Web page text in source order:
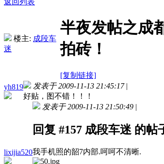
楼主: 成段车
迷
半夜发帖之成
拍砖！
[复制链接]
yh819
发表于 2009-11-13 21:45:17 |
好贴，图不错！！！
lixijia520
发表于 2009-11-13 21:50:49 |
回复 #157 成段车迷 的帖
我手机照的韶7内部.呵呵不清晰.